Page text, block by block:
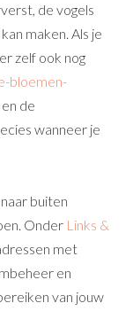
de vogels
maken. Als je
zelf ook nog
bloemen-
de
wanneer je
buiten
Onder Links &
met
en
van jouw